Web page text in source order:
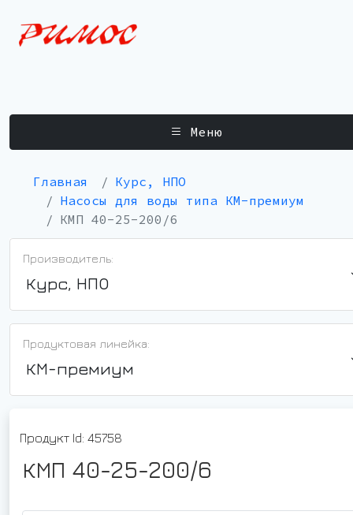
Меню
Главная
Курс, НПО
Насосы для воды типа КМ-премиум
КМП 40-25-200/6
Производитель:
Курс, НПО
Продуктовая линейка:
КМ-премиум
Продукт Id: 45758
КМП 40-25-200/6